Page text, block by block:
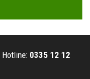
Hotline: 0335 12 12